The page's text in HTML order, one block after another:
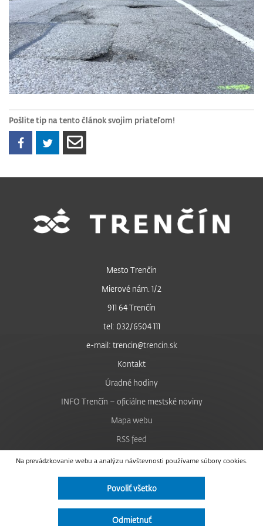
Pošlite tip na tento článok svojim priateľom!
Na prevádzkovanie webu a analýzu návštevnosti používame súbory cookies.
Povoliť všetko
Odmietnuť
Mesto Trenčín
Mierové nám. 1/2
911 64 Trenčín
tel: 032/6504 111
e-mail: trencin@trencin.sk
Kontakt
Úradné hodiny
INFO Trenčín – oficiálne mestské noviny
Mapa webu
RSS feed
Nastavenie cookies
Facebook
Instagram